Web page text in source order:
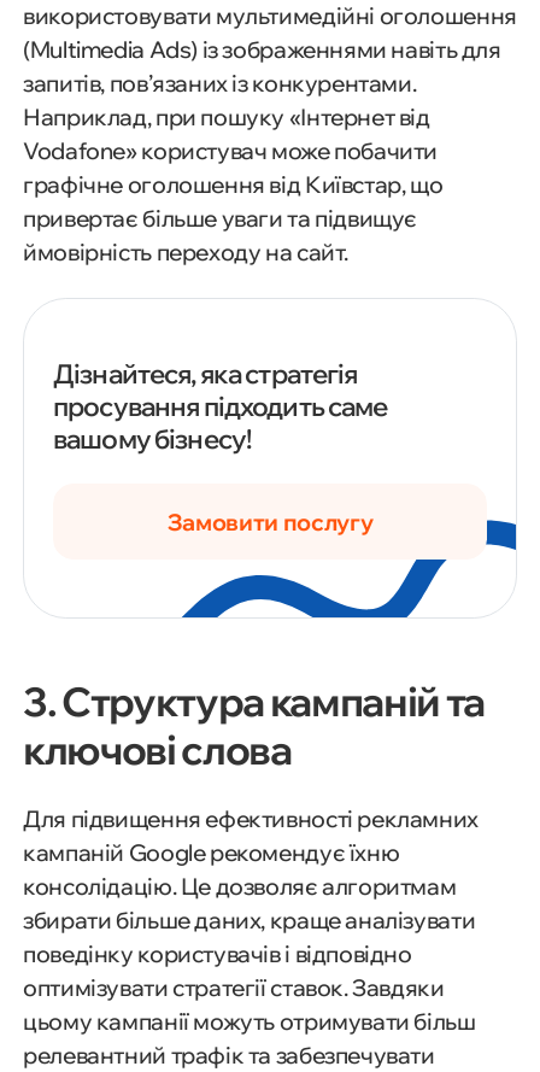
використовувати мультимедійні оголошення
(Multimedia Ads) із зображеннями навіть для
запитів, пов’язаних із конкурентами.
Наприклад, при пошуку «Інтернет від
Vodafone» користувач може побачити
графічне оголошення від Київстар, що
привертає більше уваги та підвищує
ймовірність переходу на сайт.
Дізнайтеся, яка стратегія
просування підходить саме
вашому бізнесу!
Замовити послугу
3. Структура кампаній та
ключові слова
Для підвищення ефективності рекламних
кампаній Google рекомендує їхню
консолідацію. Це дозволяє алгоритмам
збирати більше даних, краще аналізувати
поведінку користувачів і відповідно
оптимізувати стратегії ставок. Завдяки
цьому кампанії можуть отримувати більш
релевантний трафік та забезпечувати